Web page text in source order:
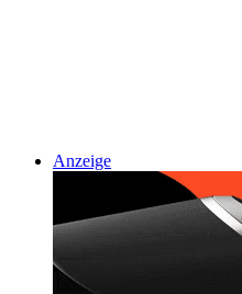
Anzeige